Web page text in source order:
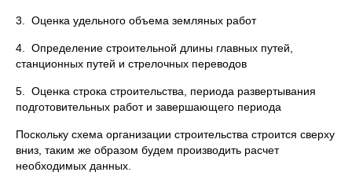
3. Оценка удельного объема земляных работ
4. Определение строительной длины главных путей,
станционных путей и стрелочных переводов
5. Оценка строка строительства, периода развертывания
подготовительных работ и завершающего периода
Поскольку схема организации строительства строится сверху
вниз, таким же образом будем производить расчет
необходимых данных.